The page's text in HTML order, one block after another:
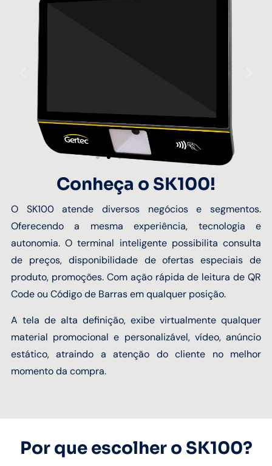
Conheça o SK100!
O SK100 atende diversos negócios e segmentos.
Oferecendo a mesma experiência, tecnologia e
autonomia. O terminal inteligente possibilita consulta
de preços, disponibilidade de ofertas especiais de
produto, promoções. Com ação rápida de leitura de QR
Code ou Código de Barras em qualquer posição.
A tela de alta definição, exibe virtualmente qualquer
material promocional e personalizável, vídeo, anúncio
estático, atraindo a atenção do cliente no melhor
momento da compra.
Por que escolher o SK100?